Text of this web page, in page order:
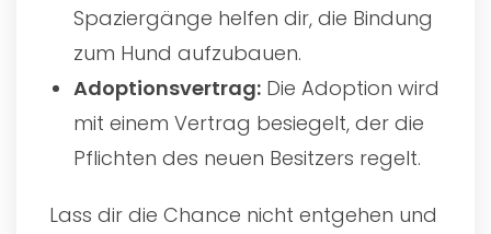
Spaziergänge helfen dir, die Bindung
zum Hund aufzubauen.
Adoptionsvertrag: Die Adoption wird
mit einem Vertrag besiegelt, der die
Pflichten des neuen Besitzers regelt.
Lass dir die Chance nicht entgehen und